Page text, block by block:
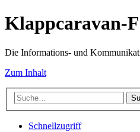
Klappcaravan-
Die Informations- und
Zum Inhalt
Schnellzugriff